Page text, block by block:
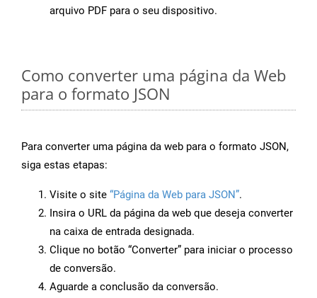
arquivo PDF para o seu dispositivo.
Como converter uma página da Web
para o formato JSON
Para converter uma página da web para o formato JSON,
siga estas etapas:
Visite o site “Página da Web para JSON”.
Insira o URL da página da web que deseja converter
na caixa de entrada designada.
Clique no botão “Converter” para iniciar o processo
de conversão.
Aguarde a conclusão da conversão.